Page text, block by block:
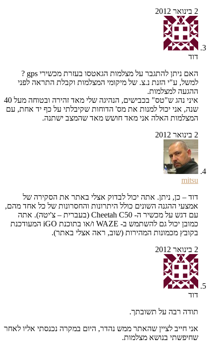
האם ניתן להתגבר על מצלמות הגאטסו בעזרת מכשירי gps ?
למשל, ע"י הזנת נ.צ. של מיקומי המצלמות וקבלת התראה לפני
ההגעה למצלמות.
איני נהג ש"טס" בכבישים, הנהיגה שלי מאד זהירה ובטוחה מעל 40
שנה, אני יכול למנות את מס' הדוחות שקיבלתי על כף יד אחת, עם
המצלמות האלה אני מאד חושש מאד שהמצב ישתנה.
mitsu
דוד – כן, ניתן. אתה יכול לבדוק אצלי באתר את הסקירה של
אמצעי ההגנה השונים כולל היתרונות והחסרונות של כל אחד מהם,
עם דגש על מכשיר ה- Cheetah C50 (בעברית – צ'יטה). אתה
כמובן יכול גם להשתמש ב- WAZE ו/או בתוכנת iGO המעודכנת
בקובץ מכמונות המהירות (שוב, ראה אצלי באתר).
תודה רבה על תשובתך.
אני חייב לציין שהאתר ממש נהדר, היום במקרה נכנסתי אליו לאחר
שחיפשתי בנושא מצלמות.